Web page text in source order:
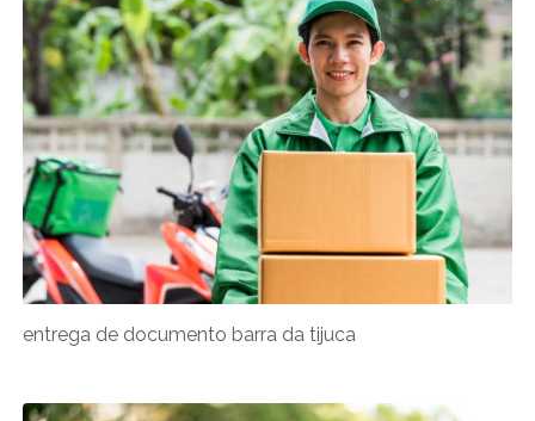
entrega de documento barra da tijuca